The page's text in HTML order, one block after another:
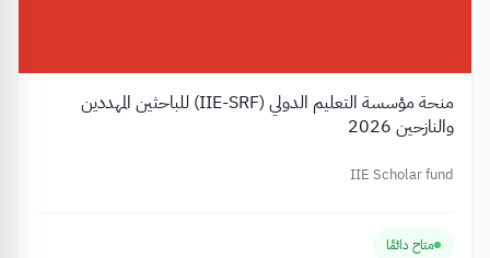
منحة مؤسسة التعليم الدولي (IIE-SRF) للباحثين المهددين
والنازحين 2026
IIE Scholar fund
متاح دائمًا